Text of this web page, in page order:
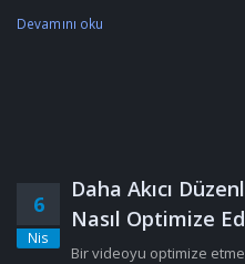
Devamını oku
6
Nis
Daha Akıcı
Nasıl Optimize
Bir videoyu optimize